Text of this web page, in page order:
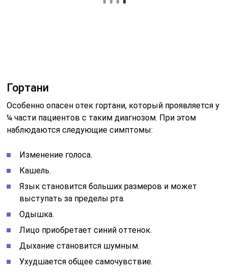
Дыхание становится шумным.
Ухудшается общее самочувствие.
Отек распространяется на всю дыхательную систему,
что значительно ухудшает состояние пациента и не
дает ему возможности нормально дышать. Возможно
развитие бронхообструкции. В запущенных случаях
отек гортани способен привести к асфиксии и смерти.